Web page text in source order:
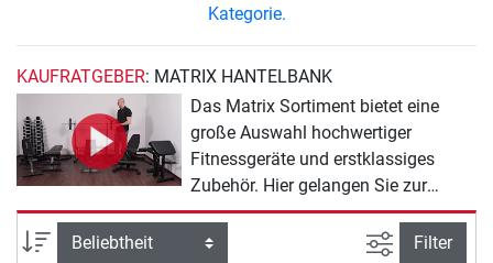
Kategorie.
KAUFRATGEBER: MATRIX HANTELBANK
Das Matrix Sortiment bietet eine
große Auswahl hochwertiger
Fitnessgeräte und erstklassiges
Zubehör. Hier gelangen Sie zur
Übersicht über das gesamte Matrix
Hantelbank Sortiment:
Sortierung Ansicht
Filter